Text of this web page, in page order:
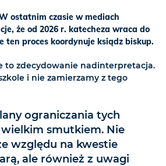
ostatnim czasie w mediach
że od 2026 r. katecheza wraca do
ten proces koordynuje ksiądz biskup.
to zdecydowanie nadinterpretacja.
i nie zamierzamy z tego
ograniczania tych
wielkim smutkiem. Nie
względu na kwestie
ale również z uwagi